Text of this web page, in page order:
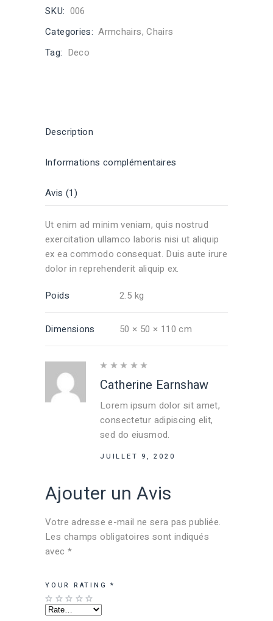
SKU: 006
Categories: Armchairs,Chairs
Tag: Deco
Description
Informations complémentaires
Avis (1)
Ut enim ad minim veniam, quis nostrud
exercitation ullamco laboris nisi ut aliquip
ex ea commodo consequat. Duis aute irure
dolor in reprehenderit aliquip ex.
Poids
2.5 kg
Dimensions 50 × 50 × 110 cm
Catherine Earnshaw
JUILLET 9, 2020
Lorem ipsum dolor sit amet,
consectetur adipiscing elit,
sed do eiusmod.
Ajouter un Avis
Votre adresse e-mail ne sera pas publiée.
Les champs obligatoires sont indiqués
avec *
YOUR RATING *